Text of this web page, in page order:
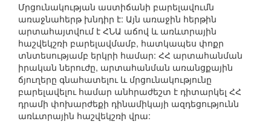
Մրցունակության աստիճանի բարելավումն
առաջնահերթ խնդիր է: Այն առաջին հերթին
արտահայտվում է ՀՆԱ աճով և առևտրային
հաշվեկշռի բարելավմամբ, հատկապես փոքր
տնտեսությամբ երկրի համար: ՀՀ արտահանման
իրական ներուժը, արտահանման առանցքային
ճյուղերը գնահատելու և մրցունակությունը
բարելավելու համար անհրաժեշտ է դիտարկել ՀՀ
դրամի փոխարժեքի դինամիկայի ազդեցությունն
առևտրային հաշվեկշռի վրա: